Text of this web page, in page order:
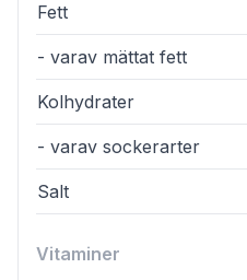
Fett
- varav mättat fett
Kolhydrater
- varav sockerarter
Salt
Vitaminer